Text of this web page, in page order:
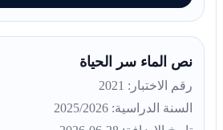
نص الماء سر الحياة
رقم الاختبار: 2021
السنة الدراسية: 2025/2026